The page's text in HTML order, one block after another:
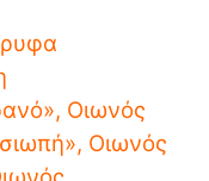
Οιωνός
Οιωνός